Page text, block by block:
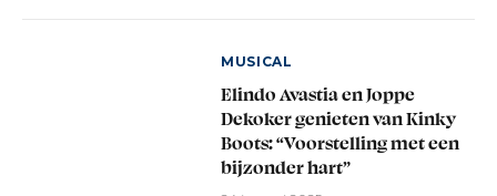
MUSICAL
Elindo Avastia en Joppe
Dekoker genieten van Kinky
Boots: “Voorstelling met een
bijzonder hart”